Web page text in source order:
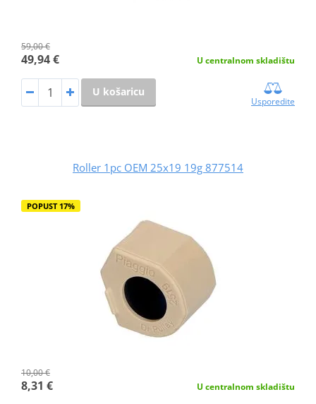
59,00 €
49,94 € U centralnom skladištu
U košaricu
Usporedite
Roller 1pc OEM 25x19 19g 877514
POPUST 17%
10,00 €
8,31 € U centralnom skladištu